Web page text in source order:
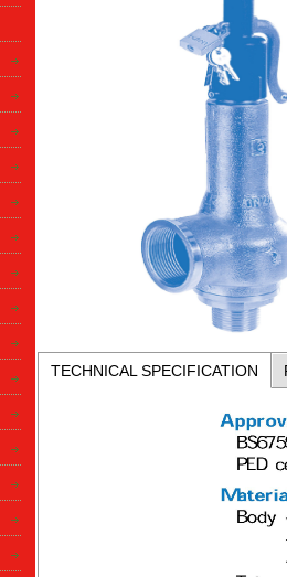
TECHNICAL SPECIFICATION